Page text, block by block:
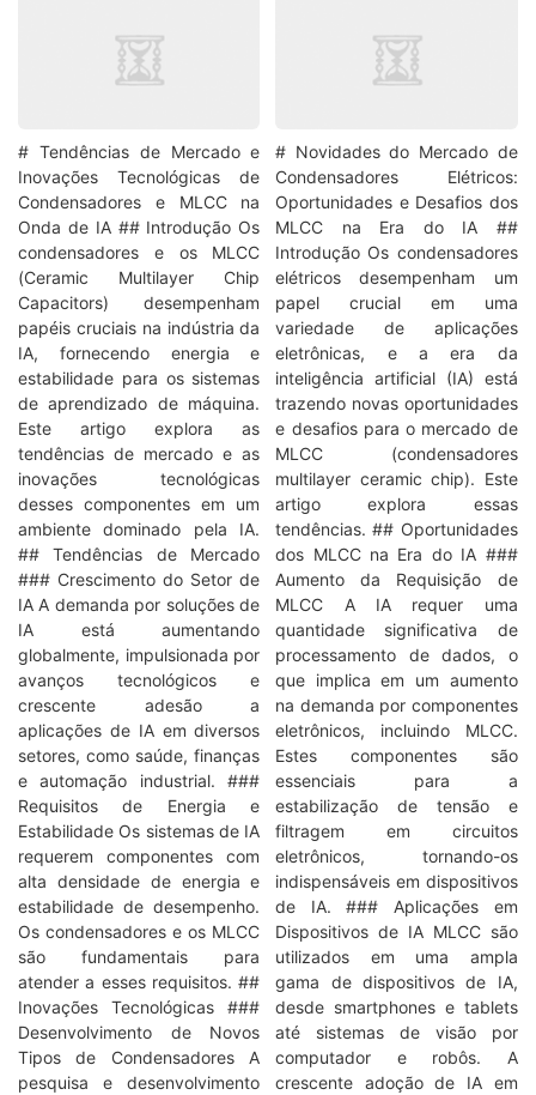
# Tendências de Mercado e
Inovações Tecnológicas de
Condensadores e MLCC na
Onda de IA ## Introdução Os
condensadores e os MLCC
(Ceramic Multilayer Chip
Capacitors) desempenham
papéis cruciais na indústria da
IA, fornecendo energia e
estabilidade para os sistemas
de aprendizado de máquina.
Este artigo explora as
tendências de mercado e as
inovações tecnológicas
desses componentes em um
ambiente dominado pela IA.
## Tendências de Mercado
### Crescimento do Setor de
IA A demanda por soluções de
IA está aumentando
globalmente, impulsionada por
avanços tecnológicos e
crescente adesão a
aplicações de IA em diversos
setores, como saúde, finanças
e automação industrial. ###
Requisitos de Energia e
Estabilidade Os sistemas de IA
requerem componentes com
alta densidade de energia e
estabilidade de desempenho.
Os condensadores e os MLCC
são fundamentais para
atender a esses requisitos. ##
Inovações Tecnológicas ###
Desenvolvimento de Novos
Tipos de Condensadores A
pesquisa e desenvolvimento
# Novidades do Mercado de
Condensadores Elétricos:
Oportunidades e Desafios dos
MLCC na Era do IA ##
Introdução Os condensadores
elétricos desempenham um
papel crucial em uma
variedade de aplicações
eletrônicas, e a era da
inteligência artificial (IA) está
trazendo novas oportunidades
e desafios para o mercado de
MLCC (condensadores
multilayer ceramic chip). Este
artigo explora essas
tendências. ## Oportunidades
dos MLCC na Era do IA ###
Aumento da Requisição de
MLCC A IA requer uma
quantidade significativa de
processamento de dados, o
que implica em um aumento
na demanda por componentes
eletrônicos, incluindo MLCC.
Estes componentes são
essenciais para a
estabilização de tensão e
filtragem em circuitos
eletrônicos, tornando-os
indispensáveis em dispositivos
de IA. ### Aplicações em
Dispositivos de IA MLCC são
utilizados em uma ampla
gama de dispositivos de IA,
desde smartphones e tablets
até sistemas de visão por
computador e robôs. A
crescente adoção de IA em